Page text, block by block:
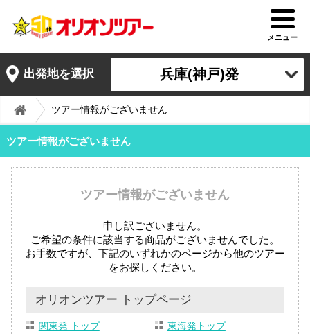
メニュー
出発地を選択 兵庫(神戸)発
ツアー情報がございません
ツアー情報がございません
ツアー情報がございません
申し訳ございません。
ご希望の条件に該当する商品がございませんでした。
お手数ですが、下記のいずれかのページから他のツアー
をお探しください。
オリオンツアー トップページ
関東発 トップ 東海発トップ